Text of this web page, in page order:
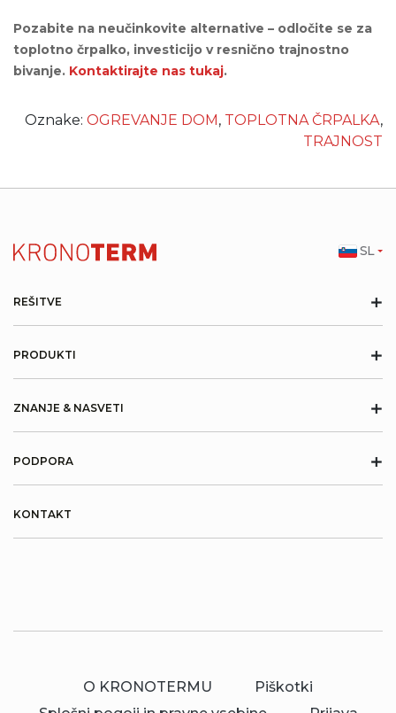
Pozabite na neučinkovite alternative – odločite se za
toplotno črpalko, investicijo v resnično trajnostno
bivanje. Kontaktirajte nas tukaj.
Oznake: OGREVANJE DOM , TOPLOTNA ČRPALKA,
TRAJNOST
REŠITVE +
PRODUKTI +
ZNANJE & NASVETI +
PODPORA +
KONTAKT
O KRONOTERMU
Piškotki
SL